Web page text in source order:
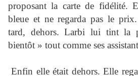
proposant la carte de fidélité.
bleue et ne regarda pas le
tard, dehors. Larbi lui tint
bientôt » tout comme ses
Enfin elle était dehors. Elle